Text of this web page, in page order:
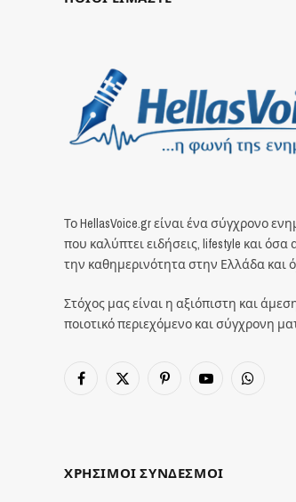
Το HellasVoice.gr είναι ένα σύγχρονο
που καλύπτει ειδήσεις, lifestyle και
την καθημερινότητα στην Ελλάδα και
Στόχος μας είναι η αξιόπιστη και
ποιοτικό περιεχόμενο και σύγχρονη
Facebook
X
PinterestYouTubeWhatsApp
ΧΡΗΣΙΜΟΙ ΣΥΝΔΕΣΜΟΙ